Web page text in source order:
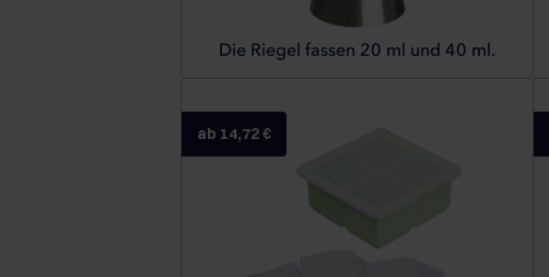
Die Riegel fassen 20 ml und 40 ml.
ab 14,72 €